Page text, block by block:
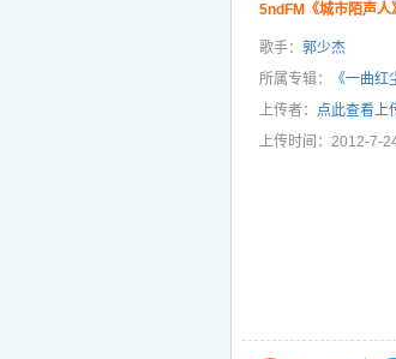
5ndFM《城市陌声人
歌手： 郭少杰
所属专辑：
《一曲红
上传者： 点此查看上
上传时间：2012-7-